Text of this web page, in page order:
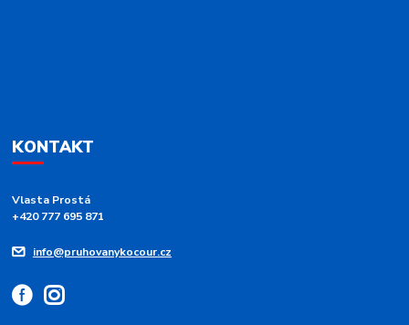
KONTAKT
Vlasta Prostá
+420 777 695 871
info@pruhovanykocour.cz